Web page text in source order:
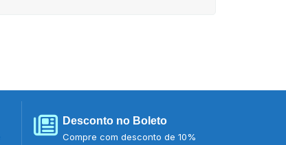
Desconto no Boleto
Compre com desconto de 10%